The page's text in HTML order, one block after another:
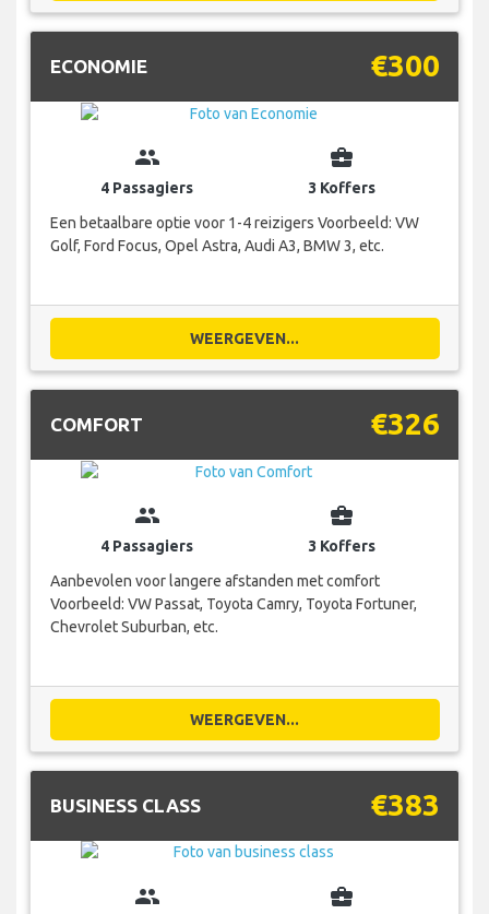
ECONOMIE €300
group
4 Passagiers
business_center
3 Koffers
Een betaalbare optie voor 1-4 reizigers Voorbeeld: VW
Golf, Ford Focus, Opel Astra, Audi A3, BMW 3, etc.
WEERGEVEN...
COMFORT €326
group
4 Passagiers
business_center
3 Koffers
Aanbevolen voor langere afstanden met comfort
Voorbeeld: VW Passat, Toyota Camry, Toyota Fortuner,
Chevrolet Suburban, etc.
WEERGEVEN...
BUSINESS CLASS €383
group business_center